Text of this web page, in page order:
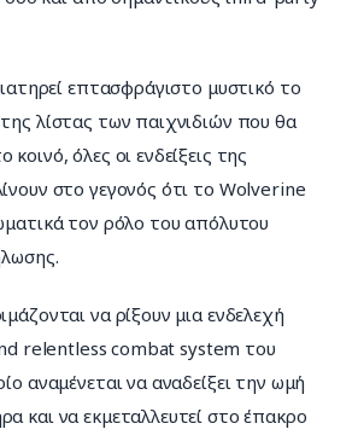
επτασφράγιστο μυστικό το
λίστας των παιχνιδιών που θα
όλες οι ενδείξεις της
στο γεγονός ότι το Wolverine
τον ρόλο του απόλυτου
να ρίξουν μια ενδελεχή
relentless combat system του
αναμένεται να αναδείξει την ωμή
και να εκμεταλλευτεί στο έπακρο